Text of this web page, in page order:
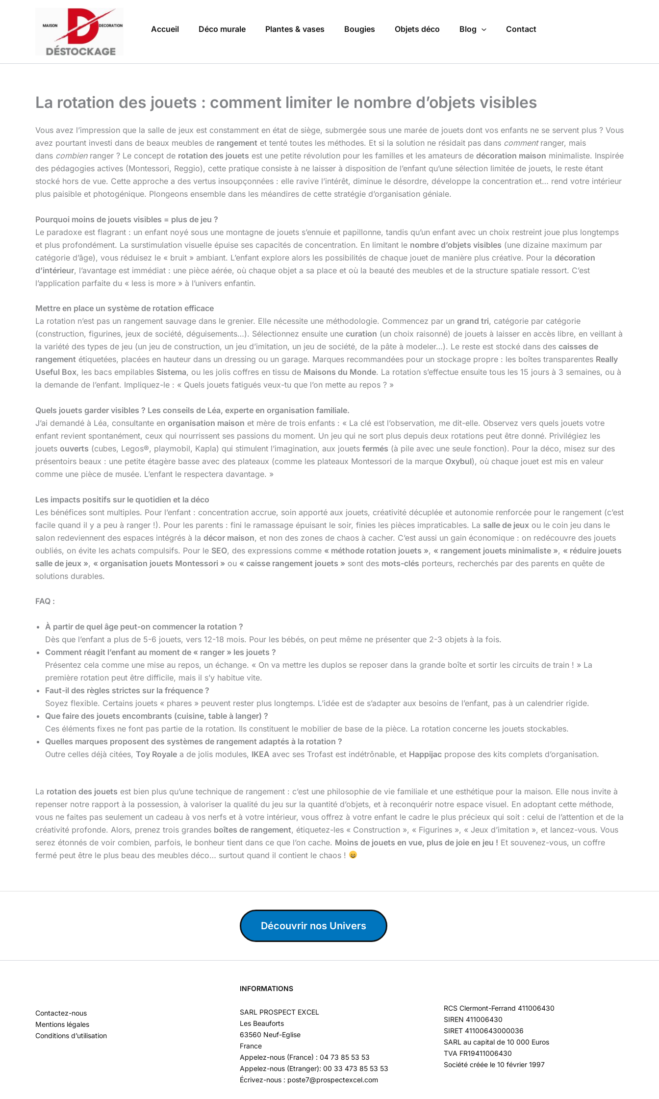
Accueil Déco murale Plantes & vases Bougies Objets déco Blog Contact
La rotation des jouets : comment limiter le nombre d’objets visibles
Vous avez l’impression que la salle de jeux est constamment en état de siège, submergée sous une marée de jouets dont vos enfants ne se servent plus ? Vous
avez pourtant investi dans de beaux meubles de rangement et tenté toutes les méthodes. Et si la solution ne résidait pas dans commentranger, mais
dans combienranger ? Le concept de rotation des jouets est une petite révolution pour les familles et les amateurs de décoration maison minimaliste. Inspirée
des pédagogies actives (Montessori, Reggio), cette pratique consiste à ne laisser à disposition de l’enfant qu’une sélection limitée de jouets, le reste étant
stocké hors de vue. Cette approche a des vertus insoupçonnées : elle ravive l’intérêt, diminue le désordre, développe la concentration et… rend votre intérieur
plus paisible et photogénique. Plongeons ensemble dans les méandires de cette stratégie d’organisation géniale.
Pourquoi moins de jouets visibles = plus de jeu ?
Le paradoxe est flagrant : un enfant noyé sous une montagne de jouets s’ennuie et papillonne, tandis qu’un enfant avec un choix restreint joue plus longtemps
et plus profondément. La surstimulation visuelle épuise ses capacités de concentration. En limitant le nombre d’objets visibles (une dizaine maximum par
catégorie d’âge), vous réduisez le « bruit » ambiant. L’enfant explore alors les possibilités de chaque jouet de manière plus créative. Pour la décoration
d’intérieur, l’avantage est immédiat : une pièce aérée, où chaque objet a sa place et où la beauté des meubles et de la structure spatiale ressort. C’est
l’application parfaite du « less is more » à l’univers enfantin.
Mettre en place un système de rotation efficace
La rotation n’est pas un rangement sauvage dans le grenier. Elle nécessite une méthodologie. Commencez par un grand tri, catégorie par catégorie
(construction, figurines, jeux de société, déguisements…). Sélectionnez ensuite une curation (un choix raisonné) de jouets à laisser en accès libre, en veillant à
la variété des types de jeu (un jeu de construction, un jeu d’imitation, un jeu de société, de la pâte à modeler…). Le reste est stocké dans des caisses de
rangement étiquetées, placées en hauteur dans un dressing ou un garage. Marques recommandées pour un stockage propre : les boîtes transparentes Really
Useful Box, les bacs empilables Sistema, ou les jolis coffres en tissu de Maisons du Monde. La rotation s’effectue ensuite tous les 15 jours à 3 semaines, ou à
la demande de l’enfant. Impliquez-le : « Quels jouets fatigués veux-tu que l’on mette au repos ? »
Quels jouets garder visibles ? Les conseils de Léa, experte en organisation familiale.
J’ai demandé à Léa, consultante en organisation maison et mère de trois enfants : « La clé est l’observation, me dit-elle. Observez vers quels jouets votre
enfant revient spontanément, ceux qui nourrissent ses passions du moment. Un jeu qui ne sort plus depuis deux rotations peut être donné. Privilégiez les
jouets ouverts (cubes, Legos®, playmobil, Kapla) qui stimulent l’imagination, aux jouets fermés (à pile avec une seule fonction). Pour la déco, misez sur des
présentoirs beaux : une petite étagère basse avec des plateaux (comme les plateaux Montessori de la marque Oxybul), où chaque jouet est mis en valeur
comme une pièce de musée. L’enfant le respectera davantage. »
Les impacts positifs sur le quotidien et la déco
Les bénéfices sont multiples. Pour l’enfant : concentration accrue, soin apporté aux jouets, créativité décuplée et autonomie renforcée pour le rangement (c’est
facile quand il y a peu à ranger !). Pour les parents : fini le ramassage épuisant le soir, finies les pièces impraticables. La salle de jeux ou le coin jeu dans le
salon redeviennent des espaces intégrés à la décor maison, et non des zones de chaos à cacher. C’est aussi un gain économique : on redécouvre des jouets
oubliés, on évite les achats compulsifs. Pour le SEO, des expressions comme « méthode rotation jouets », « rangement jouets minimaliste », « réduire jouets
salle de jeux », « organisation jouets Montessori » ou « caisse rangement jouets » sont des mots-clés porteurs, recherchés par des parents en quête de
solutions durables.
FAQ :
À partir de quel âge peut-on commencer la rotation ?
Dès que l’enfant a plus de 5-6 jouets, vers 12-18 mois. Pour les bébés, on peut même ne présenter que 2-3 objets à la fois.
Comment réagit l’enfant au moment de « ranger » les jouets ?
Présentez cela comme une mise au repos, un échange. « On va mettre les duplos se reposer dans la grande boîte et sortir les circuits de train ! » La
première rotation peut être difficile, mais il s’y habitue vite.
Faut-il des règles strictes sur la fréquence ?
Soyez flexible. Certains jouets « phares » peuvent rester plus longtemps. L’idée est de s’adapter aux besoins de l’enfant, pas à un calendrier rigide.
Que faire des jouets encombrants (cuisine, table à langer) ?
Ces éléments fixes ne font pas partie de la rotation. Ils constituent le mobilier de base de la pièce. La rotation concerne les jouets stockables.
Quelles marques proposent des systèmes de rangement adaptés à la rotation ?
Outre celles déjà citées, Toy Royale a de jolis modules, IKEA avec ses Trofast est indétrônable, et Happijac propose des kits complets d’organisation.
La rotation des jouets est bien plus qu’une technique de rangement : c’est une philosophie de vie familiale et une esthétique pour la maison. Elle nous invite à
repenser notre rapport à la possession, à valoriser la qualité du jeu sur la quantité d’objets, et à reconquérir notre espace visuel. En adoptant cette méthode,
vous ne faites pas seulement un cadeau à vos nerfs et à votre intérieur, vous offrez à votre enfant le cadre le plus précieux qui soit : celui de l’attention et de la
créativité profonde. Alors, prenez trois grandes boîtes de rangement, étiquetez-les « Construction », « Figurines », « Jeux d’imitation », et lancez-vous. Vous
serez étonnés de voir combien, parfois, le bonheur tient dans ce que l’on cache. Moins de jouets en vue, plus de joie en jeu ! Et souvenez-vous, un coffre
fermé peut être le plus beau des meubles déco… surtout quand il contient le chaos !
Découvrir nos Univers
Contactez-nous
Mentions légales
Conditions d’utilisation
INFORMATIONS
SARL PROSPECT EXCEL
Les Beauforts
63560 Neuf-Eglise
France
Appelez-nous (France) : 04 73 85 53 53
Appelez-nous (Etranger): 00 33 473 85 53 53
Écrivez-nous : poste7@prospectexcel.com
RCS Clermont-Ferrand 411006430
SIREN 411006430
SIRET 41100643000036
SARL au capital de 10 000 Euros
TVA FR19411006430
Société créée le 10 février 1997